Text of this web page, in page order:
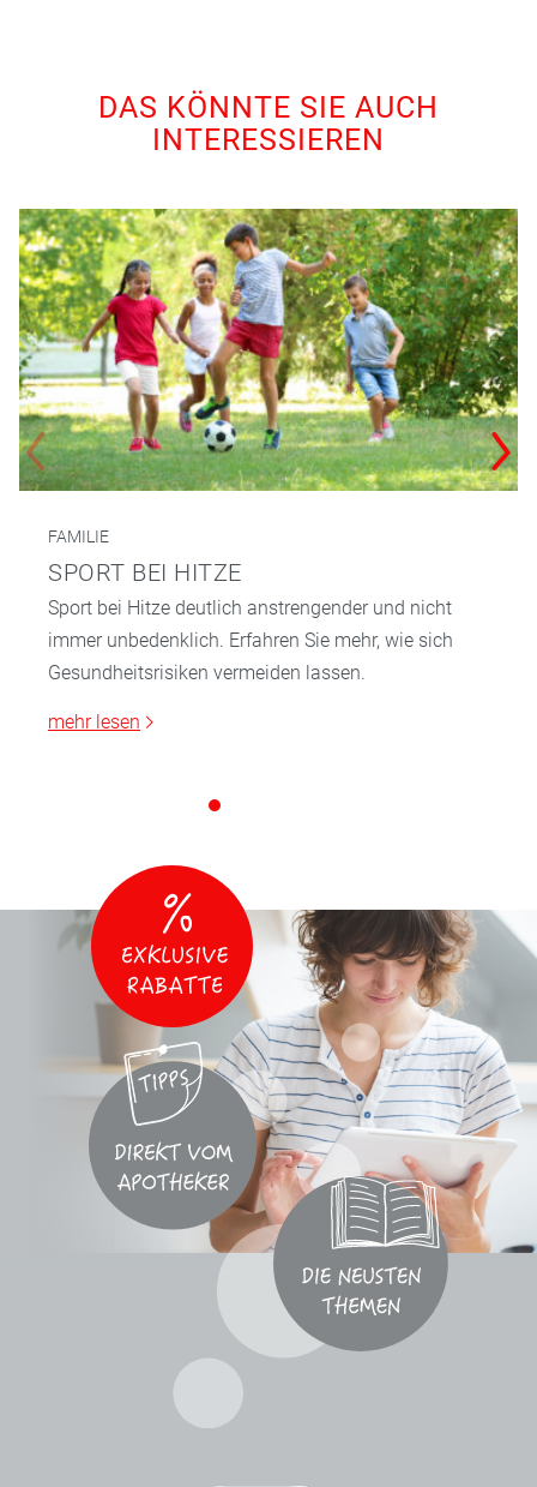
DAS KÖNNTE SIE AUCH
INTERESSIEREN
FAMILIE
SPORT BEI HITZE
Sport bei Hitze deutlich anstrengender und nicht
immer unbedenklich. Erfahren Sie mehr, wie sich
Gesundheitsrisiken vermeiden lassen.
mehr lesen